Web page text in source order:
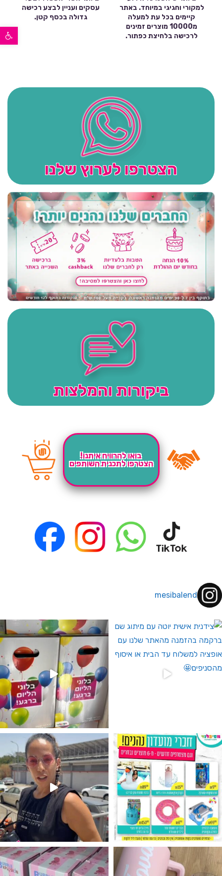
פתח סרגל נגישות
למקורי וחגיגי במיוחד. באתר
קיימים בכל עת למעלה
מ10000 מוצרים זמינים
לרכישה בלחיצת כפתור.
עסקים ועניין לבצע רכישה
גדולה בכסף קטן.
הצטרפו לערוץ שלנו
ביקורות והמלצות
בואו להרוויח איתנו!
הצטרפו לתכנית השותפים
mesibalend
לחברי מועדון ומצטרפים חדשים🤍
מין העובר רק במסיבלנד !! קיים
מטף לגילוי מין העובר חזר למלא